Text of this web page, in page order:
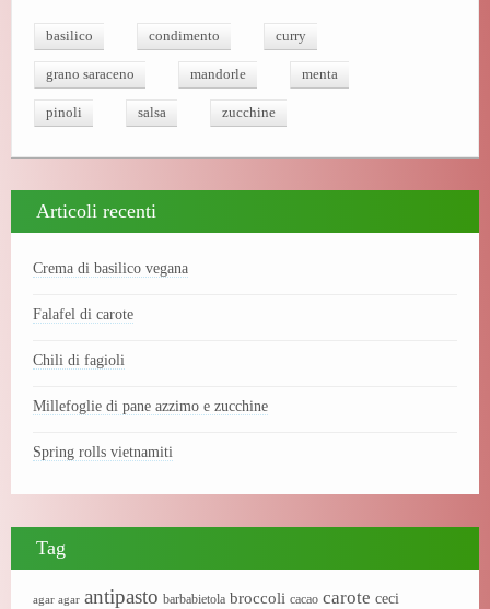
bo
ok
tte
r
er
t
basilico condimento curry
grano saraceno mandorle menta
pinoli salsa zucchine
Articoli recenti
Crema di basilico vegana
Falafel di carote
Chili di fagioli
Millefoglie di pane azzimo e zucchine
Spring rolls vietnamiti
Tag
agar agar antipasto barbabietola broccoli cacao carote ceci